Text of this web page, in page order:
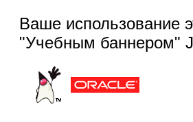
Ваше использование
"Учебным баннером"